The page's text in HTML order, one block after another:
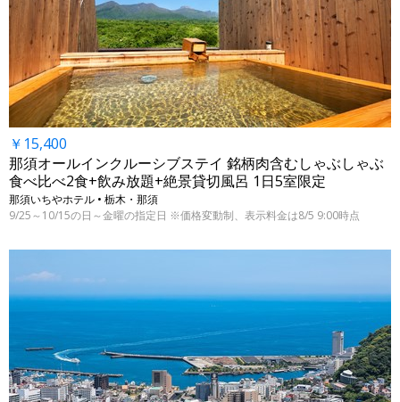
￥15,400
那須オールインクルーシブステイ 銘柄肉含むしゃぶしゃぶ
食べ比べ2食+飲み放題+絶景貸切風呂 1日5室限定
那須いちやホテル • 栃木・那須
9/25～10/15の日～金曜の指定日 ※価格変動制、表示料金は8/5 9:00時点